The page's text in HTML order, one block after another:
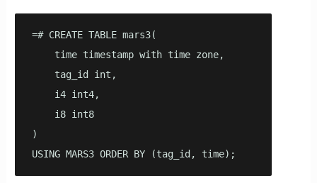
=# CREATE TABLE mars3(
    time timestamp with time zone,
    tag_id int,
    i4 int4,
    i8 int8
)
USING MARS3 ORDER BY (tag_id, time);